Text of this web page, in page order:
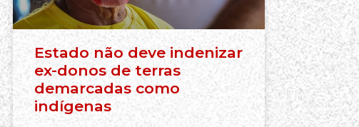
Estado não deve indenizar
ex-donos de terras
demarcadas como
indígenas